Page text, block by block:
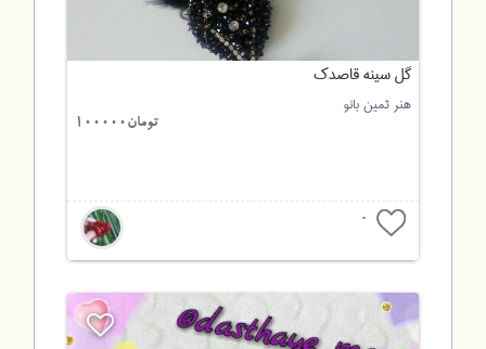
گل سینه قاصدک
هنر ثمین بانو
تومان100000
0